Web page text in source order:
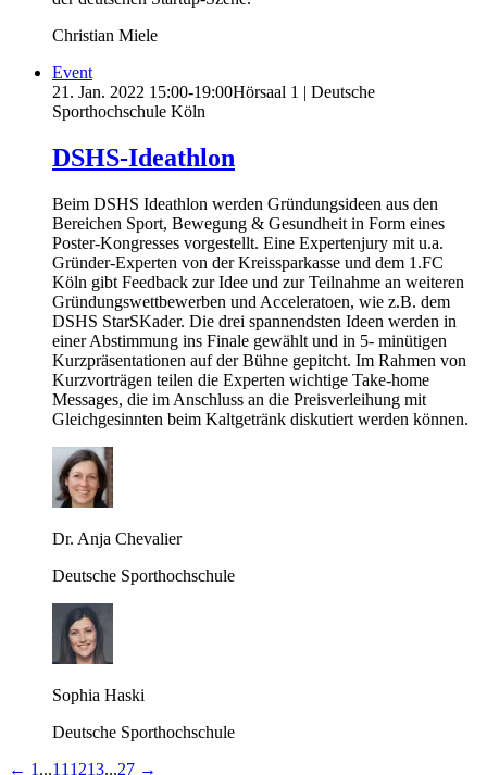
Christian Miele
Event
21. Jan. 2022 15:00-19:00Hörsaal 1 | Deutsche
Sporthochschule Köln
DSHS-Ideathlon
Beim DSHS Ideathlon werden Gründungsideen aus den
Bereichen Sport, Bewegung & Gesundheit in Form eines
Poster-Kongresses vorgestellt. Eine Expertenjury mit u.a.
Gründer-Experten von der Kreissparkasse und dem 1.FC
Köln gibt Feedback zur Idee und zur Teilnahme an weiteren
Gründungswettbewerben und Acceleratoen, wie z.B. dem
DSHS StarSKader. Die drei spannendsten Ideen werden in
einer Abstimmung ins Finale gewählt und in 5- minütigen
Kurzpräsentationen auf der Bühne gepitcht. Im Rahmen von
Kurzvorträgen teilen die Experten wichtige Take-home
Messages, die im Anschluss an die Preisverleihung mit
Gleichgesinnten beim Kaltgetränk diskutiert werden können.
Dr. Anja Chevalier
Deutsche Sporthochschule
Sophia Haski
Deutsche Sporthochschule
← 1 ...11 1213...27 →